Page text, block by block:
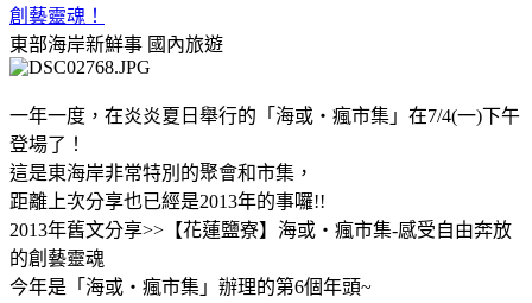
創藝靈魂！
東部海岸新鮮事 國內旅遊
一年一度，在炎炎夏日舉行的「海或‧瘋市集」在7/4(一)下午
登場了！
這是東海岸非常特別的聚會和市集，
距離上次分享也已經是2013年的事囉!!
2013年舊文分享>>【花蓮鹽寮】海或‧瘋市集-感受自由奔放
的創藝靈魂
今年是「海或‧瘋市集」辦理的第6個年頭~